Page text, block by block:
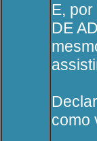
E,
DE
como